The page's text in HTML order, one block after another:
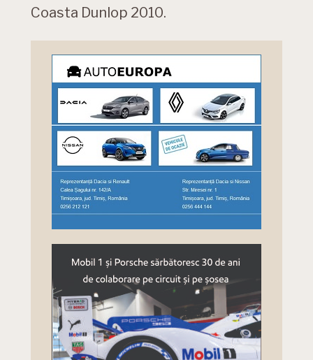
Coasta Dunlop 2010.